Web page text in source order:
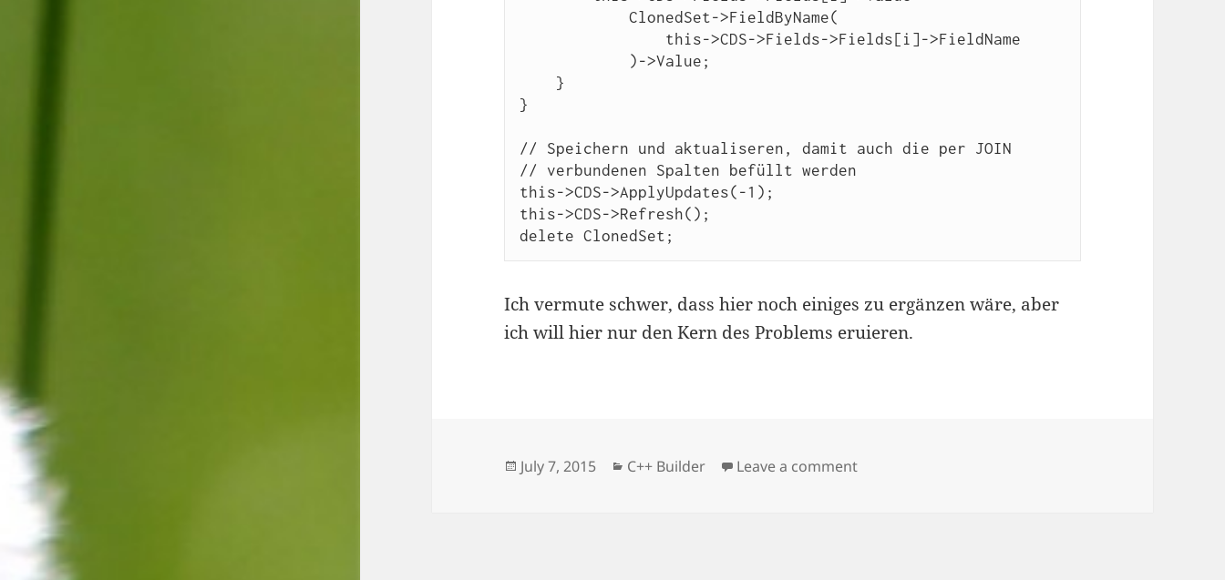
ClonedSet->FieldByName(
}
}
// Speichern und aktualiseren, damit auch die per JOIN
// verbundenen Spalten befüllt werden
this->CDS->ApplyUpdates(-1);
this->CDS->Refresh();
delete ClonedSet;
Ich vermute schwer, dass hier noch einiges zu ergänzen wäre, aber
ich will hier nur den Kern des Problems eruieren.
Posted
July 7, 2015 Categories
C++ Builder Leave a commenton TClientDataSet duplizieren